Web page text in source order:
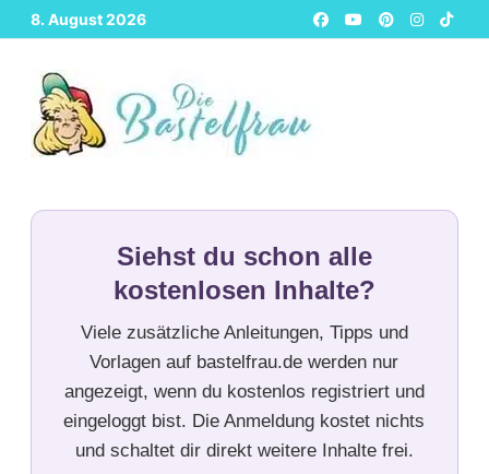
Zurück
zum
Inhalt
8. August 2026
Siehst du schon alle
kostenlosen Inhalte?
Viele zusätzliche Anleitungen, Tipps und
Vorlagen auf bastelfrau.de werden nur
angezeigt, wenn du kostenlos registriert und
eingeloggt bist. Die Anmeldung kostet nichts
und schaltet dir direkt weitere Inhalte frei.